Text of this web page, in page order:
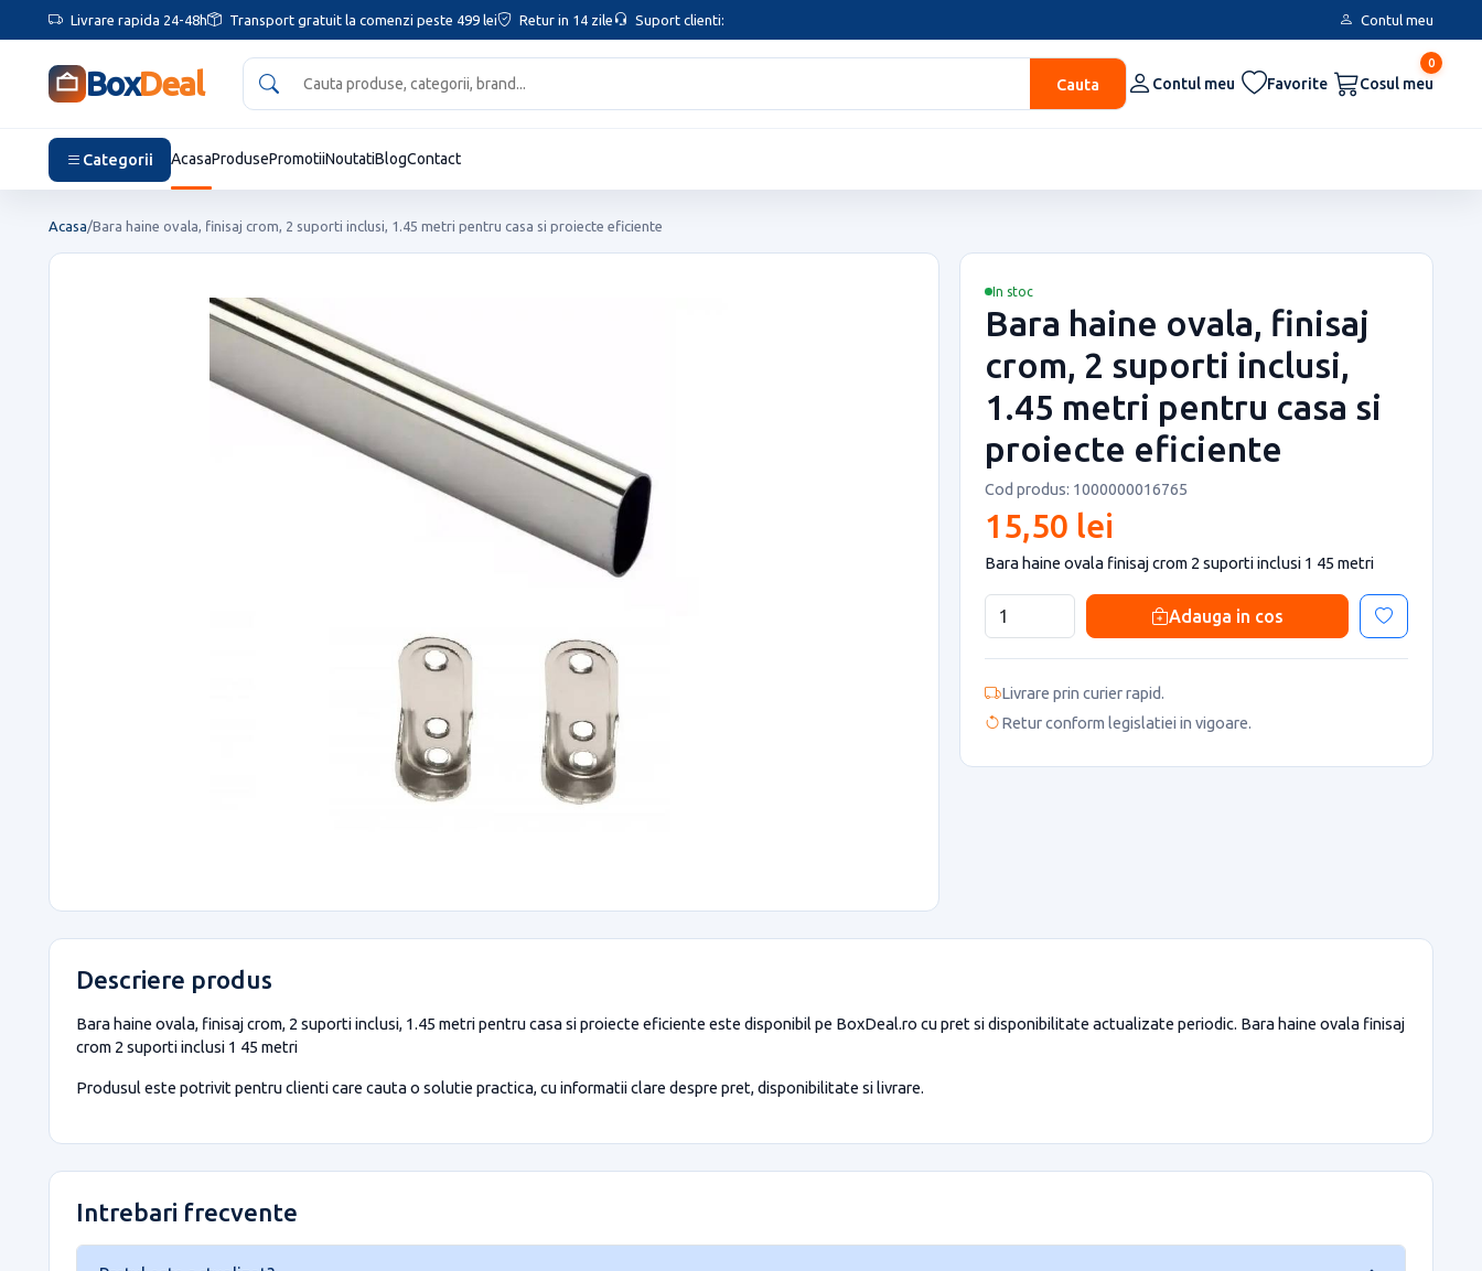
Livrare rapida 24-48h Transport gratuit la comenzi peste 499 lei Retur in 14 zile Suport clienti: Contul meu
BoxDeal Cauta Contul meu Favorite
0
Cosul meu
Categorii AcasaProdusePromotiiNoutatiBlogContact
Acasa/Bara haine ovala, finisaj crom, 2 suporti inclusi, 1.45 metri pentru casa si proiecte eficiente
In stoc
Bara haine ovala, finisaj
crom, 2 suporti inclusi,
1.45 metri pentru casa si
proiecte eficiente
Cod produs: 1000000016765
15,50 lei
Bara haine ovala finisaj crom 2 suporti inclusi 1 45 metri
Adauga in cos
Livrare prin curier rapid.
Retur conform legislatiei in vigoare.
Descriere produs
Bara haine ovala, finisaj crom, 2 suporti inclusi, 1.45 metri pentru casa si proiecte eficiente este disponibil pe BoxDeal.ro cu pret si disponibilitate actualizate periodic. Bara haine ovala finisaj
crom 2 suporti inclusi 1 45 metri
Produsul este potrivit pentru clienti care cauta o solutie practica, cu informatii clare despre pret, disponibilitate si livrare.
Intrebari frecvente